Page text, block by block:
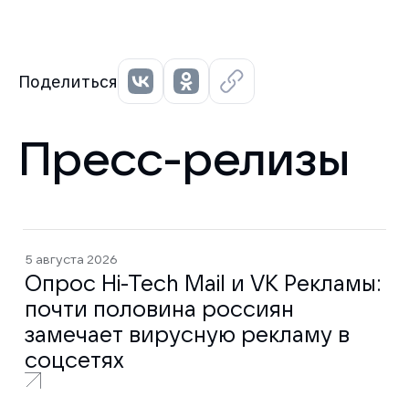
Поделиться
Пресс-релизы
5 августа 2026
Опрос Hi-Tech Mail и VK Рекламы:
почти половина россиян
замечает вирусную рекламу в
соцсетях